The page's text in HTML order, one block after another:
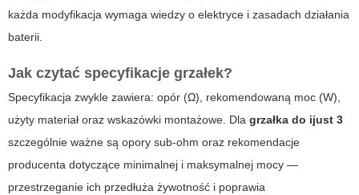
każda modyfikacja wymaga wiedzy o elektryce i zasadach działania
baterii.
Jak czytać specyfikacje grzałek?
Specyfikacja zwykle zawiera: opór (Ω), rekomendowaną moc (W),
użyty materiał oraz wskazówki montażowe. Dla grzałka do ijust 3
szczególnie ważne są opory sub-ohm oraz rekomendacje
producenta dotyczące minimalnej i maksymalnej mocy —
przestrzeganie ich przedłuża żywotność i poprawia